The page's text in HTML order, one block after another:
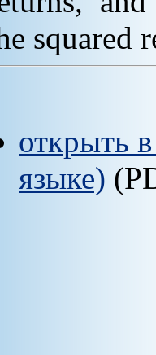
squared
открыть
языке)